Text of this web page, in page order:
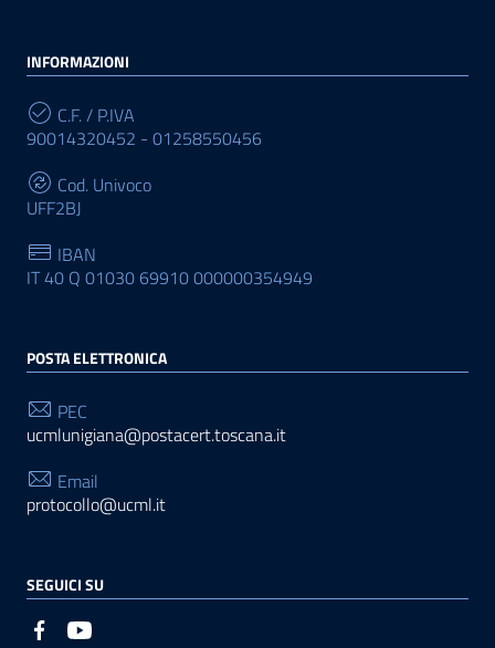
INFORMAZIONI
C.F. / P.IVA
90014320452 - 01258550456
Cod. Univoco
UFF2BJ
IBAN
IT 40 Q 01030 69910 000000354949
POSTA ELETTRONICA
PEC
ucmlunigiana@postacert.toscana.it
Email
protocollo@ucml.it
SEGUICI SU